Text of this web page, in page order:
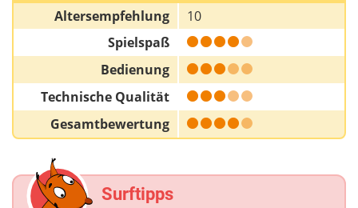
Altersempfehlung
10
Spielspaß
Bedienung
Technische Qualität
Gesamtbewertung
Surftipps